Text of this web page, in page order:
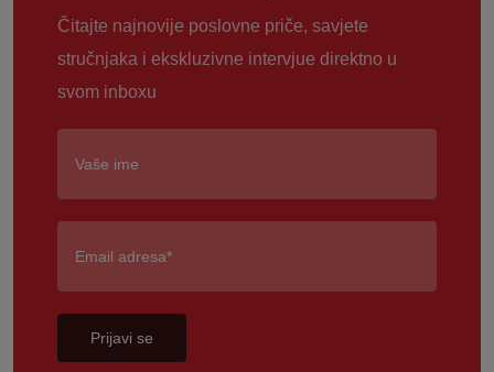
Čitajte najnovije poslovne priče, savjete
stručnjaka i ekskluzivne intervjue direktno u
svom inboxu
Prijavi se